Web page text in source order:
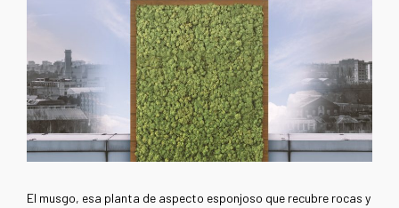
El musgo, esa planta de aspecto esponjoso que recubre rocas y